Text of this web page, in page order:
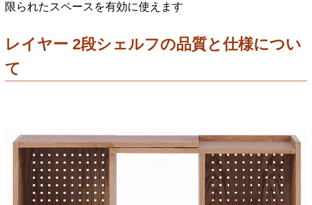
限られたスペースを有効に使えます
レイヤー 2段シェルフの品質と仕様につい
て